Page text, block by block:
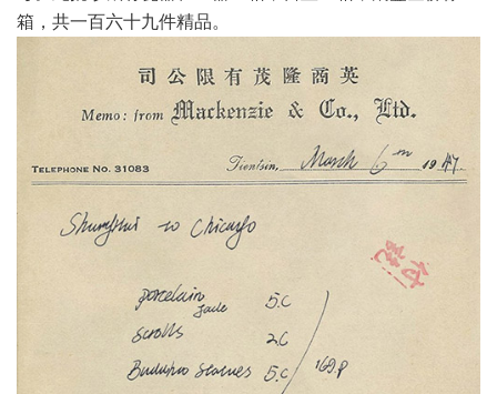
箱，共一百六十九件精品。